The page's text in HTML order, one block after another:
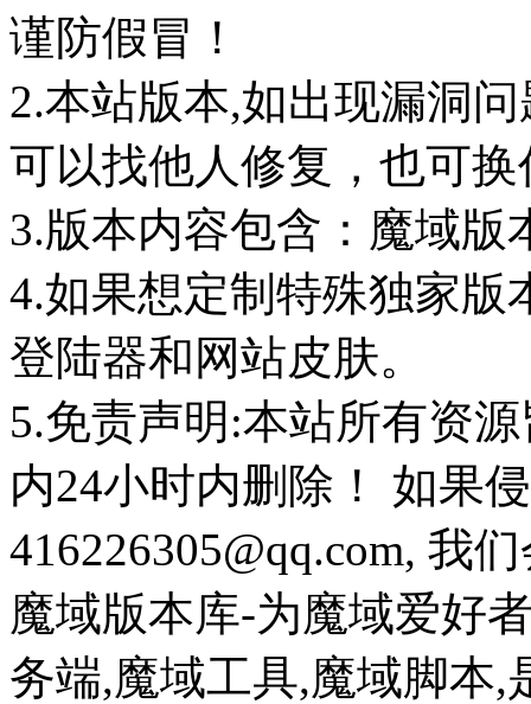
谨防假冒！
2.本站版本,如出现漏洞
可以找他人修复，也可
3.版本内容包含：魔域版
4.如果想定制特殊独家
登陆器和网站皮肤。
5.免责声明:本站所有资
内24小时内删除！ 如果
416226305@qq.com, 我
魔域版本库-为魔域爱好
务端,魔域工具,魔域脚本